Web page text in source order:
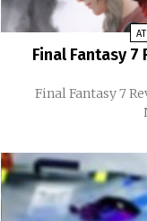
Final Fantasy
Final Fantasy 7